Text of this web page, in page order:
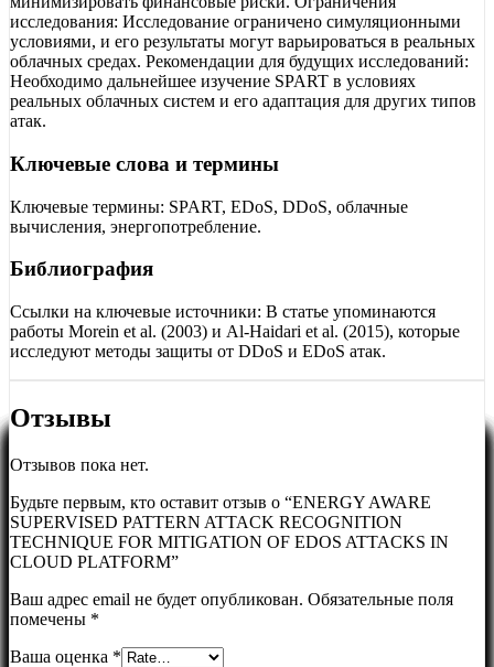
исследования: Исследование ограничено симуляционными
условиями, и его результаты могут варьироваться в реальных
облачных средах. Рекомендации для будущих исследований:
Необходимо дальнейшее изучение SPART в условиях
реальных облачных систем и его адаптация для других типов
атак.
Ключевые слова и термины
Ключевые термины: SPART, EDoS, DDoS, облачные
вычисления, энергопотребление.
Библиография
Ссылки на ключевые источники: В статье упоминаются
работы Morein et al. (2003) и Al-Haidari et al. (2015), которые
исследуют методы защиты от DDoS и EDoS атак.
Отзывы
Отзывов пока нет.
Будьте первым, кто оставит отзыв о “ENERGY AWARE
SUPERVISED PATTERN ATTACK RECOGNITION
TECHNIQUE FOR MITIGATION OF EDOS ATTACKS IN
CLOUD PLATFORM”
Ваш адрес email не будет опубликован. Обязательные поля
помечены *
Ваша оценка *